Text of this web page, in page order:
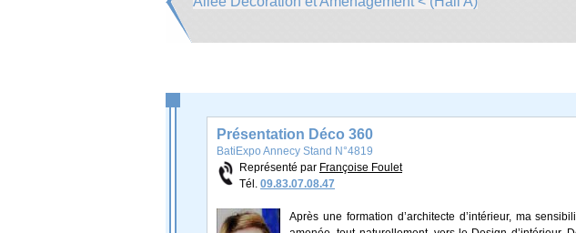
Présentation Déco 360
BatiExpo Annecy Stand N°4819
Représenté par Françoise Foulet
Tél. 09.83.07.08.47
Après une formation d’architecte d’intérieur, ma